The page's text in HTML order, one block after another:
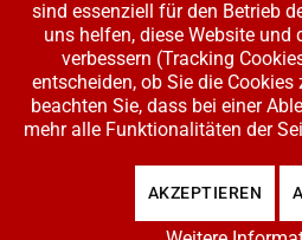
DATENSCHUTZERKLÄRUNG
ZAHLUNG UND VERSAND
IHR KONTO
LOGIN
REGISTRIEREN
Copyright © 2026 Modellbahnladen Klee
sind essenziell für den Betrieb
uns helfen, diese Website und
verbessern (Tracking
entscheiden, ob Sie die
beachten Sie, dass bei einer
mehr alle Funktionalitäten der
AKZEPTIEREN